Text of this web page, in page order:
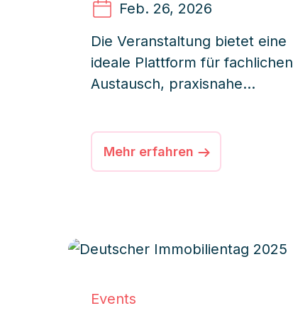
Feb. 26, 2026
Die Veranstaltung bietet eine
ideale Plattform für fachlichen
Austausch, praxisnahe
Verwalteralltag.
Mehr erfahren
Events